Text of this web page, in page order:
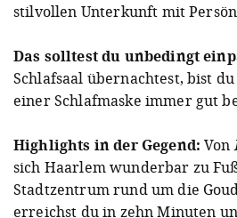
stilvollen Unterkunft mit
Das solltest du unbedingt
Schlafsaal übernachtest, bist
einer Schlafmaske immer gut
Highlights in der Gegend:Von
sich Haarlem wunderbar zu
Stadtzentrum rund um die
erreichst du in zehn Minuten